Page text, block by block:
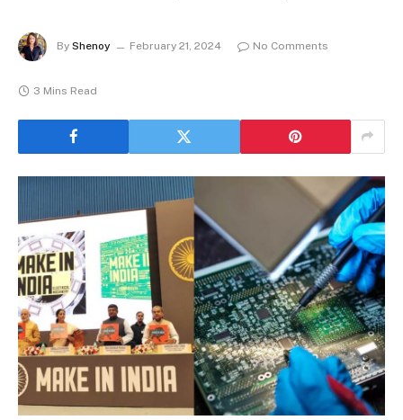
By Shenoy February 21, 2024 No Comments
3 Mins Read